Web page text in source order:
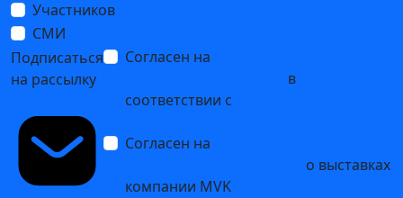
Участников
СМИ
Подписаться
на рассылку
Согласен на
в
соответствии с
Согласен на
о выставках
компании MVK